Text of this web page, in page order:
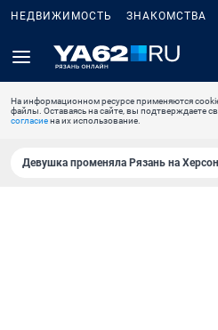
НЕДВИЖИМОСТЬ ЗНАКОМСТВА
На информационном ресурсе применяются
файлы. Оставаясь на сайте, вы подтверждаете
согласиена их использование.
Девушка променяла Рязань на Херсон